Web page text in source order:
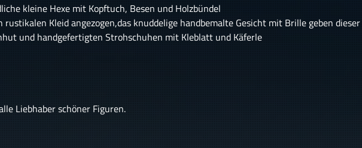
kleine Hexe mit Kopftuch, Besen und Holzbündel
Kleid angezogen,das knuddelige handbemalte Gesicht mit Brille geben
und handgefertigten Strohschuhen mit Kleblatt und Käferle
Liebhaber schöner Figuren.